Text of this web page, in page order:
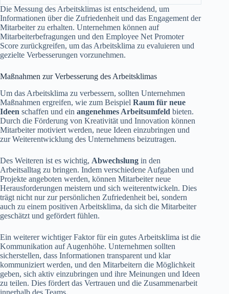
Die Messung des Arbeitsklimas ist entscheidend, um
Informationen über die Zufriedenheit und das Engagement der
Mitarbeiter zu erhalten. Unternehmen können auf
Mitarbeiterbefragungen und den Employee Net Promoter
Score zurückgreifen, um das Arbeitsklima zu evaluieren und
gezielte Verbesserungen vorzunehmen.
Maßnahmen zur Verbesserung des Arbeitsklimas
Um das Arbeitsklima zu verbessern, sollten Unternehmen
Maßnahmen ergreifen, wie zum Beispiel Raum für neue
Ideen schaffen und ein angenehmes Arbeitsumfeld bieten.
Durch die Förderung von Kreativität und Innovation können
Mitarbeiter motiviert werden, neue Ideen einzubringen und
zur Weiterentwicklung des Unternehmens beizutragen.
Des Weiteren ist es wichtig, Abwechslung in den
Arbeitsalltag zu bringen. Indem verschiedene Aufgaben und
Projekte angeboten werden, können Mitarbeiter neue
Herausforderungen meistern und sich weiterentwickeln. Dies
trägt nicht nur zur persönlichen Zufriedenheit bei, sondern
auch zu einem positiven Arbeitsklima, da sich die Mitarbeiter
geschätzt und gefördert fühlen.
Ein weiterer wichtiger Faktor für ein gutes Arbeitsklima ist die
Kommunikation auf Augenhöhe. Unternehmen sollten
sicherstellen, dass Informationen transparent und klar
kommuniziert werden, und den Mitarbeitern die Möglichkeit
geben, sich aktiv einzubringen und ihre Meinungen und Ideen
zu teilen. Dies fördert das Vertrauen und die Zusammenarbeit
innerhalb des Teams.